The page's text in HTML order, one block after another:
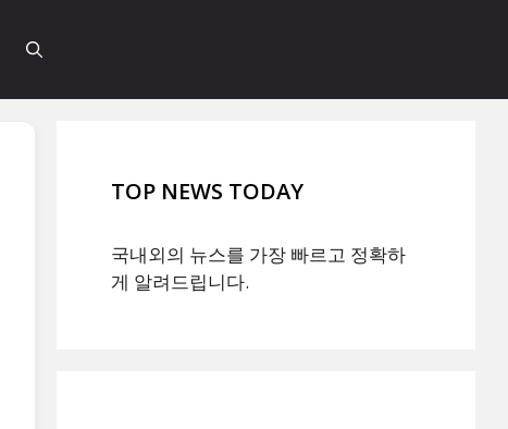
TOP NEWS TODAY
국내외의 뉴스를 가장 빠르고 정확하
게 알려드립니다.